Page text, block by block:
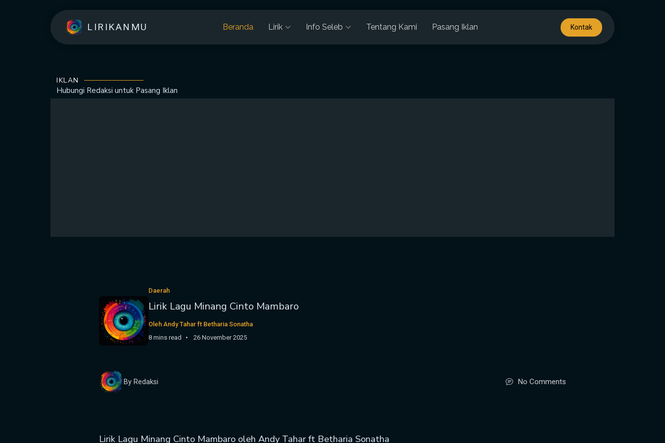
LIRIKANMU Beranda Lirik Info Seleb Tentang Kami Pasang Iklan Kontak
IKLAN
Hubungi Redaksi untuk Pasang Iklan
Daerah
Lirik Lagu Minang Cinto Mambaro
Oleh Andy Tahar ft Betharia Sonatha
8 mins read
26 November 2025
By Redaksi No Comments
Lirik Lagu Minang Cinto Mambaro oleh Andy Tahar ft Betharia Sonatha